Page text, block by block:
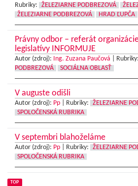
Rubriky:
ŽELEZIARNE PODBREZOVÁ
ŽELEZIARNE PODBREZOVÁ
HRAD ĽUPČA
Právny odbor – referát
legislatívy INFORMUJE
Autor (zdroj): Ing. Zuzana Paučová Rubriky:
PODBREZOVÁ
SOCIÁLNA OBLASŤ
V auguste odišli
Autor (zdroj): Pp Rubriky:
ŽELEZIARNE
SPOLOČENSKÁ RUBRIKA
V septembri blahoželáme
Autor (zdroj): Pp Rubriky:
ŽELEZIARNE
SPOLOČENSKÁ RUBRIKA
TOP